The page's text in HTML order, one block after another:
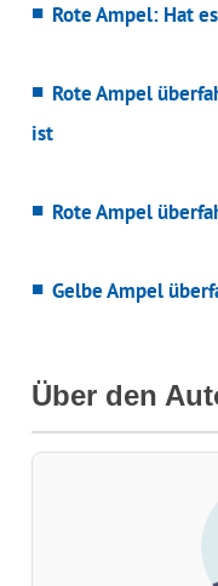
Rote Ampel: Hat
Rote Ampel
ist
Rote Ampel
Gelbe Ampel
Über den